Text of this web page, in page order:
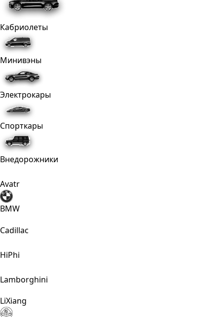
Кабриолеты
Минивэны
Электрокары
Спорткары
Внедорожники
Avatr
BMW
Cadillac
HiPhi
Lamborghini
LiXiang